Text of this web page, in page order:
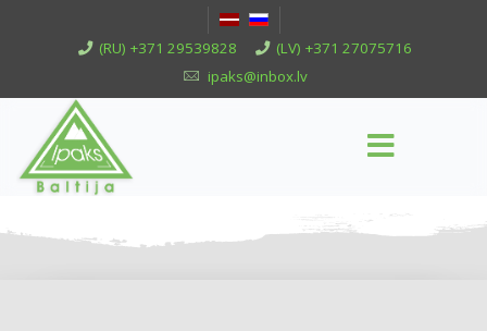
(RU) +371 29539828
(LV) +371 27075716
ipaks@inbox.lv